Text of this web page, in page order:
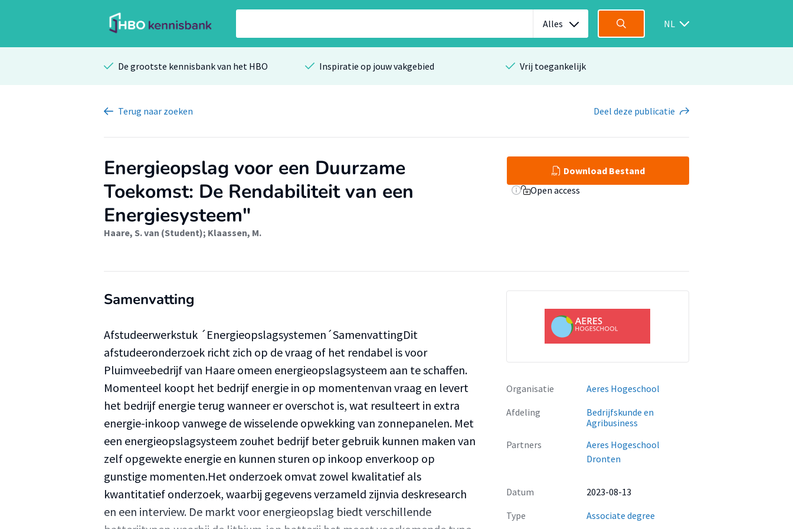
Alles NL
De grootste kennisbank van het HBO Inspiratie op jouw vakgebied Vrij toegankelijk
Terug naar zoeken Deel deze publicatie
Energieopslag voor een Duurzame
Toekomst: De Rendabiliteit van een
Energiesysteem"
Haare, S. van (Student); Klaassen, M.
Download Bestand
Open access
Samenvatting
Afstudeerwerkstuk ´Energieopslagsystemen´SamenvattingDit
afstudeeronderzoek richt zich op de vraag of het rendabel is voor
Pluimveebedrijf van Haare omeen energieopslagsysteem aan te schaffen.
Momenteel koopt het bedrijf energie in op momentenvan vraag en levert
het bedrijf energie terug wanneer er overschot is, wat resulteert in extra
energie-inkoop vanwege de wisselende opwekking van zonnepanelen. Met
een energieopslagsysteem zouhet bedrijf beter gebruik kunnen maken van
zelf opgewekte energie en kunnen sturen op inkoop enverkoop op
gunstige momenten.Het onderzoek omvat zowel kwalitatief als
kwantitatief onderzoek, waarbij gegevens verzameld zijnvia deskresearch
en een interview. De markt voor energieopslag biedt verschillende
Organisatie
Aeres Hogeschool
Afdeling
Bedrijfskunde en
Agribusiness
Partners
Aeres Hogeschool
Dronten
Datum
2023-08-13
Type
Associate degree